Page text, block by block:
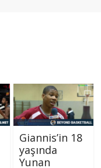
Giannis’in 18
yaşında
Yunan